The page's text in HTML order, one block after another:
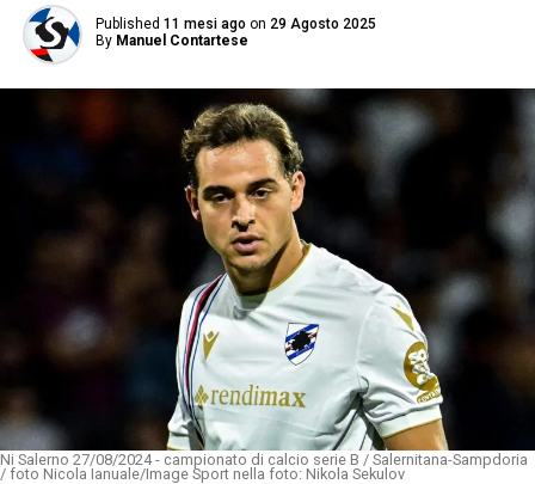
Published 11 mesi ago on 29 Agosto 2025
By Manuel Contartese
Ni Salerno 27/08/2024 - campionato di calcio serie B / Salernitana-Sampdoria
/ foto Nicola Ianuale/Image Sport nella foto: Nikola Sekulov